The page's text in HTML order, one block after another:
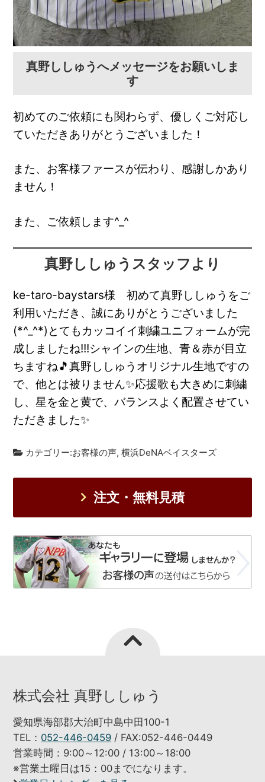
真野ししゅうへメッセージをお願いしま
す
初めてのご依頼にも関わらず、優しくご対応し
ていただきありがとうございました！
また、お客様ファースが伝わり、感謝しかあり
ません！
また、ご依頼します^_^
真野ししゅうスタッフより
ke-taro-baystars様 初めて真野ししゅうをご
利用いただき、誠にありがとうございました
(*^_^*)とてもカッコイイ刺繍ユニフォームが完
成しましたね!!!シャインの生地、青＆赤が目立
ちますね🎵真野ししゅうオリジナル生地ですの
で、他とは被りません✨応援歌も大きめに刺繍
し、星を金と黄で、バランスよく配置させてい
ただきました✨
カテゴリー:お客様の声,横浜DeNAベイスターズ
注文・無料見積
株式会社 真野ししゅう
愛知県海部郡大治町中島中田100-1
TEL： 052-446-0459 / FAX:052-446-0449
営業時間：9:00～12:00 / 13:00～18:00
※営業土曜日は15：00までになります。